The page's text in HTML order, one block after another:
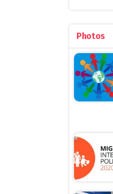
Photos